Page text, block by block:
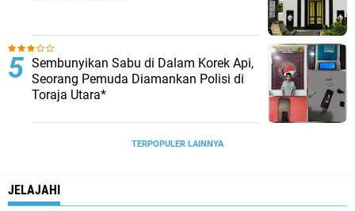
Sembunyikan Sabu di Dalam Korek Api,
Seorang Pemuda Diamankan Polisi di
Toraja Utara*
TERPOPULER LAINNYA
JELAJAHI